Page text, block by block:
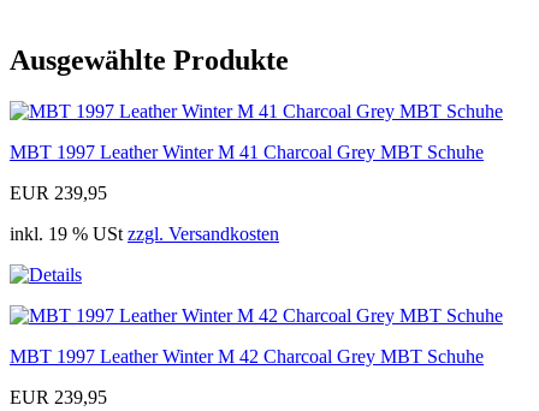
Ausgewählte Produkte
MBT 1997 Leather Winter M 41 Charcoal Grey MBT Schuhe
EUR 239,95
inkl. 19 % USt zzgl. Versandkosten
MBT 1997 Leather Winter M 42 Charcoal Grey MBT Schuhe
EUR 239,95